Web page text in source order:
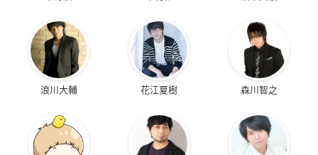
浪川大輔 花江夏樹 森川智之